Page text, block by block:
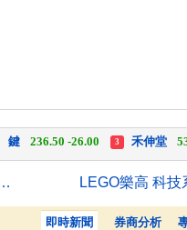
中化生35.75 +3.25 柏
鍵 236.50 -26.00 3 禾伸堂
880點 終場失守季線收44225點 LEGO樂高 科技
熱門
即時新聞 券商分析